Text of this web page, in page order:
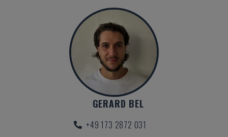
GERARD BEL
+49 173 2872 031